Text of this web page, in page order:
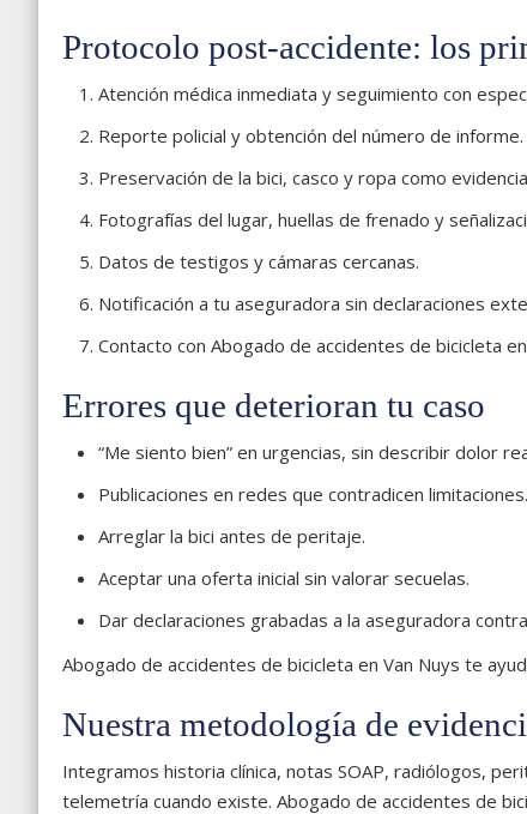
Protocolo post-accidente: los
Atención médica inmediata y seguimiento con
Reporte policial y obtención del número de informe.
Preservación de la bici, casco y ropa como
Fotografías del lugar, huellas de frenado y
Datos de testigos y cámaras cercanas.
Notificación a tu aseguradora sin declaraciones
Contacto con Abogado de accidentes de bicicleta
Errores que deterioran tu caso
“Me siento bien” en urgencias, sin describir dolor
Publicaciones en redes que contradicen limitaciones.
Arreglar la bici antes de peritaje.
Aceptar una oferta inicial sin valorar secuelas.
Dar declaraciones grabadas a la aseguradora
Abogado de accidentes de bicicleta en Van Nuys te
Nuestra metodología de
Integramos historia clínica, notas SOAP, radiólogos,
telemetría cuando existe. Abogado de accidentes de